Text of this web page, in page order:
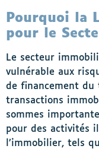
Pourquoi la
pour le
Le secteur
vulnérable aux
de financement du
transactions
sommes
pour des activités
l’immobilier, tels